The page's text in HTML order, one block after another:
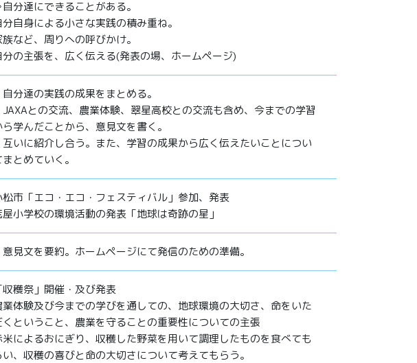
分達にできることがある。
分自身による小さな実践の積み重ね。
族など、周りへの呼びかけ。
分の主張を、広く伝える(発表の場、ホームページ)
自分達の実践の成果をまとめる。
JAXAとの交流、農業体験、翠星高校との交流も含め、今までの学習
ら学んだことから、意見文を書く。
互いに紹介し合う。また、学習の成果から広く伝えたいことについ
まとめていく。
松市「エコ・エコ・フェスティバル」参加、発表
屋小学校の環境活動の発表「地球は奇跡の星」
意見文を要約。ホームページにて発信のための準備。
収穫祭」開催・及び発表
業体験及び今までの学びを通しての、地球環境の大切さ、命をいた
くということ、農業を守ることの重要性についての主張
米によるおにぎり、収穫した野菜を用いて調理したものを食べても
い、収穫の喜びと命の大切さについて考えてもらう。